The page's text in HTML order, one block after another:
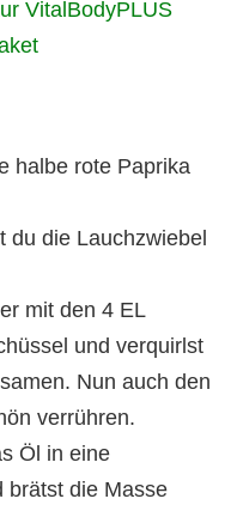
halbe rote Paprika
du die Lauchzwiebel
mit den 4 EL
und verquirlst
Nun auch den
verrühren.
Öl in eine
brätst die Masse